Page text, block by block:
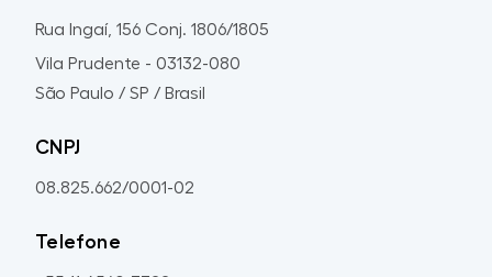
Rua Ingaí, 156 Conj. 1806/1805
Vila Prudente - 03132-080
São Paulo / SP / Brasil
CNPJ
08.825.662/0001-02
Telefone